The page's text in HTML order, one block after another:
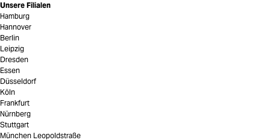
Unsere Filialen
Hamburg
Hannover
Berlin
Leipzig
Dresden
Essen
Düsseldorf
Köln
Frankfurt
Nürnberg
Stuttgart
München Leopoldstraße